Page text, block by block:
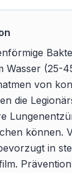
Wasser (25-
von
die
können.
in